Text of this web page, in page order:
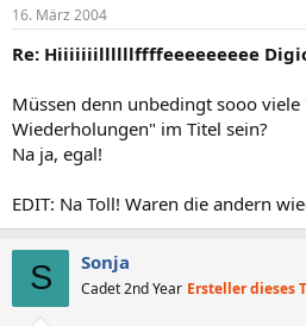
16. März 2004
Re: Hiiiiiiillllllffffeeeeeeeee
Müssen denn unbedingt sooo viele
Wiederholungen" im Titel sein?
Na ja, egal!
EDIT: Na Toll! Waren die andern
S Sonja
Cadet 2nd Year Ersteller dieses